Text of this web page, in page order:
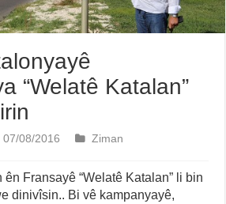
“Welatê Katalan”
07/08/2016
Ziman
Fransayê “Welatê Katalan” li bin
dinivîsin.. Bi vê kampanyayê,